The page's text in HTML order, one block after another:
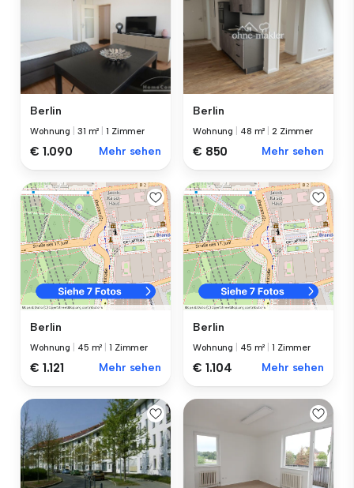
Berlin
Wohnung 31 m² |1 Zimmer
€ 1.090 Mehr sehen
Berlin
Wohnung 48 m² |2 Zimmer
€ 850 Mehr sehen
Berlin
Wohnung 45 m² |1 Zimmer
€ 1.121 Mehr sehen
Berlin
Wohnung 45 m² |1 Zimmer
€ 1.104 Mehr sehen